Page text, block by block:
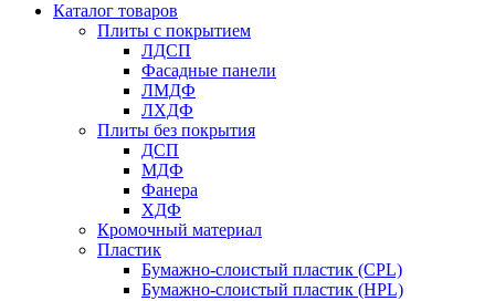
Каталог товаров
Плиты с покрытием
ЛДСП
Фасадные панели
ЛМДФ
ЛХДФ
Плиты без покрытия
ДСП
МДФ
Фанера
ХДФ
Кромочный материал
Пластик
Бумажно-слоистый пластик (CPL)
Бумажно-слоистый пластик (HPL)